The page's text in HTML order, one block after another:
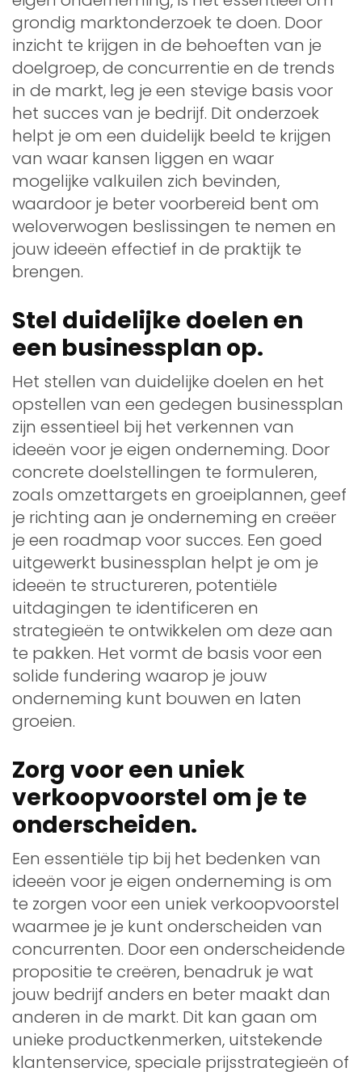
grondig marktonderzoek te doen. Door
inzicht te krijgen in de behoeften van je
doelgroep, de concurrentie en de trends
in de markt, leg je een stevige basis voor
het succes van je bedrijf. Dit onderzoek
helpt je om een duidelijk beeld te krijgen
van waar kansen liggen en waar
mogelijke valkuilen zich bevinden,
waardoor je beter voorbereid bent om
weloverwogen beslissingen te nemen en
jouw ideeën effectief in de praktijk te
brengen.
Stel duidelijke doelen en
een businessplan op.
Het stellen van duidelijke doelen en het
opstellen van een gedegen businessplan
zijn essentieel bij het verkennen van
ideeën voor je eigen onderneming. Door
concrete doelstellingen te formuleren,
zoals omzettargets en groeiplannen, geef
je richting aan je onderneming en creëer
je een roadmap voor succes. Een goed
uitgewerkt businessplan helpt je om je
ideeën te structureren, potentiële
uitdagingen te identificeren en
strategieën te ontwikkelen om deze aan
te pakken. Het vormt de basis voor een
solide fundering waarop je jouw
onderneming kunt bouwen en laten
groeien.
Zorg voor een uniek
verkoopvoorstel om je te
onderscheiden.
Een essentiële tip bij het bedenken van
ideeën voor je eigen onderneming is om
te zorgen voor een uniek verkoopvoorstel
waarmee je je kunt onderscheiden van
concurrenten. Door een onderscheidende
propositie te creëren, benadruk je wat
jouw bedrijf anders en beter maakt dan
anderen in de markt. Dit kan gaan om
unieke productkenmerken, uitstekende
klantenservice, speciale prijsstrategieën of